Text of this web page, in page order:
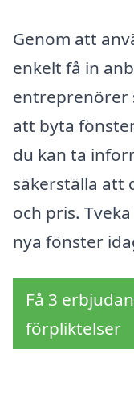
Genom att
enkelt få in
entreprenörer
att byta
du kan ta
säkerställa att
och pris.
nya fönster
Få 3
förpliktelser